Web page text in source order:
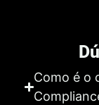
Como é o